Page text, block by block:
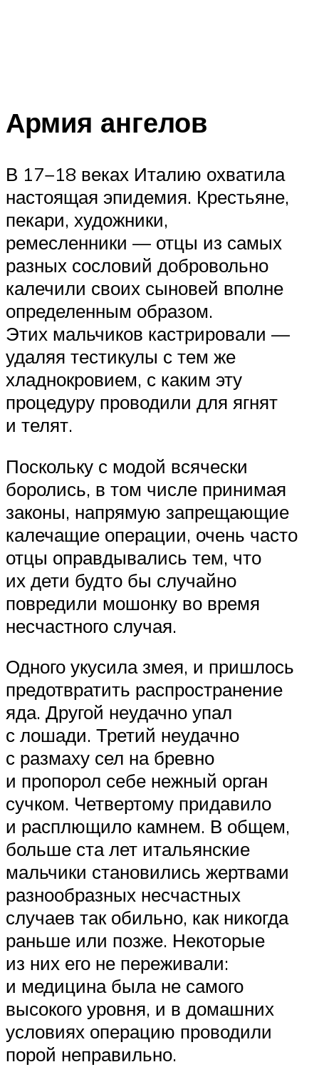
Армия ангелов
В 17−18 веках Италию охватила
настоящая эпидемия. Крестьяне,
пекари, художники,
ремесленники — отцы из самых
разных сословий добровольно
калечили своих сыновей вполне
определенным образом.
Этих мальчиков кастрировали —
удаляя тестикулы с тем же
хладнокровием, с каким эту
процедуру проводили для ягнят
и телят.
Поскольку с модой всячески
боролись, в том числе принимая
законы, напрямую запрещающие
калечащие операции, очень часто
отцы оправдывались тем, что
их дети будто бы случайно
повредили мошонку во время
несчастного случая.
Одного укусила змея, и пришлось
предотвратить распространение
яда. Другой неудачно упал
с лошади. Третий неудачно
с размаху сел на бревно
и пропорол себе нежный орган
сучком. Четвертому придавило
и расплющило камнем. В общем,
больше ста лет итальянские
мальчики становились жертвами
разнообразных несчастных
случаев так обильно, как никогда
раньше или позже. Некоторые
из них его не переживали:
и медицина была не самого
высокого уровня, и в домашних
условиях операцию проводили
порой неправильно.